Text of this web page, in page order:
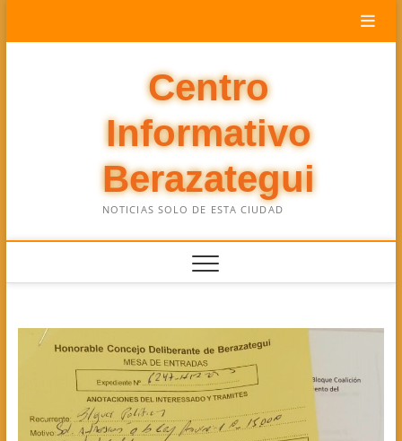
Centro
Informativo
Berazategui
NOTICIAS SOLO DE ESTA CIUDAD